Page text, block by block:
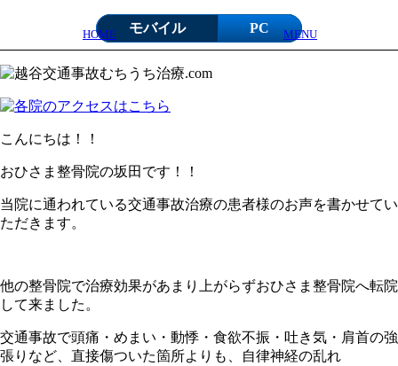
HOME MENU
こんにちは！！
おひさま整骨院の坂田です！！
当院に通われている交通事故治療の患者様のお声を書かせてい
ただきます。
他の整骨院で治療効果があまり上がらずおひさま整骨院へ転院
して来ました。
交通事故で頭痛・めまい・動悸・食欲不振・吐き気・肩首の強
張りなど、直接傷ついた箇所よりも、自律神経の乱れ
モバイル PC